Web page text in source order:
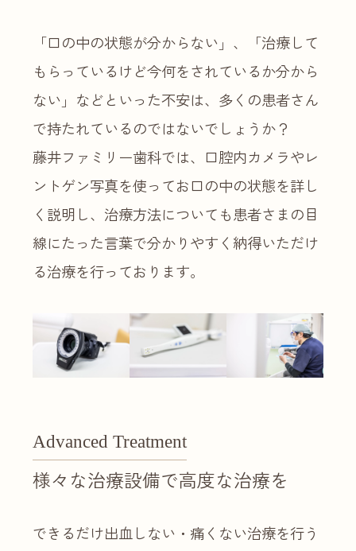
「口の中の状態が分からない」、「治療して
もらっているけど今何をされているか分から
ない」などといった不安は、多くの患者さん
で持たれているのではないでしょうか？
藤井ファミリー歯科では、口腔内カメラやレ
ントゲン写真を使ってお口の中の状態を詳し
く説明し、治療方法についても患者さまの目
線にたった言葉で分かりやすく納得いただけ
る治療を行っております。
Advanced Treatment
様々な治療設備で高度な治療を
できるだけ出血しない・痛くない治療を行う